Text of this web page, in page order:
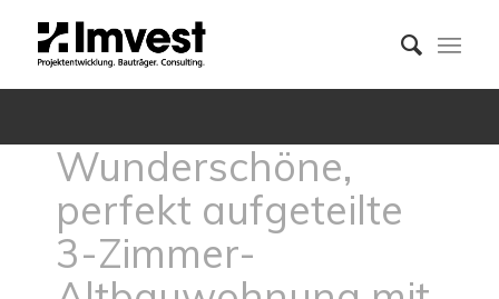
Wunderschöne,
perfekt aufgeteilte
3-Zimmer-